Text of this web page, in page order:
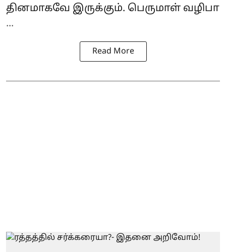
தினமாகவே இருக்கும். பெருமாள் வழிபா
...
Read More